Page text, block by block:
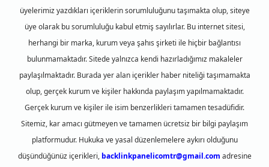
üyelerimiz yazdıkları içeriklerin sorumluluğunu taşımakta olup, siteye
üye olarak bu sorumluluğu kabul etmiş sayılırlar. Bu internet sitesi,
herhangi bir marka, kurum veya şahıs şirketi ile hiçbir bağlantısı
bulunmamaktadır. Sitede yalnızca kendi hazırladığımız makaleler
paylaşılmaktadır. Burada yer alan içerikler haber niteliği taşımamakta
olup, gerçek kurum ve kişiler hakkında paylaşım yapılmamaktadır.
Gerçek kurum ve kişiler ile isim benzerlikleri tamamen tesadüfidir.
Sitemiz, kar amacı gütmeyen ve tamamen ücretsiz bir bilgi paylaşım
platformudur. Hukuka ve yasal düzenlemelere aykırı olduğunu
düşündüğünüz içerikleri, backlinkpanelicomtr@gmail.com adresine